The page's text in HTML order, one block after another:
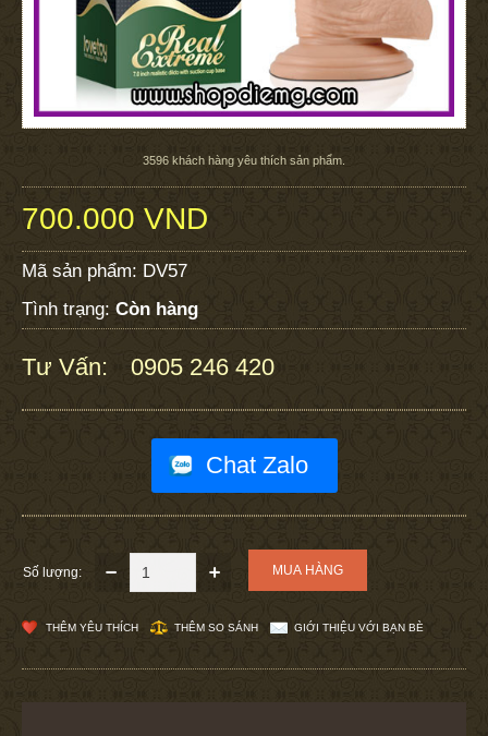
3596 khách hàng yêu thích sản phẩm.
700.000 VND
Mã sản phẩm: DV57
Tình trạng: Còn hàng
Tư Vấn: 0905 246 420
Chat Zalo
Số lượng:
THÊM YÊU THÍCH THÊM SO SÁNH GIỚI THIỆU VỚI BẠN BÈ